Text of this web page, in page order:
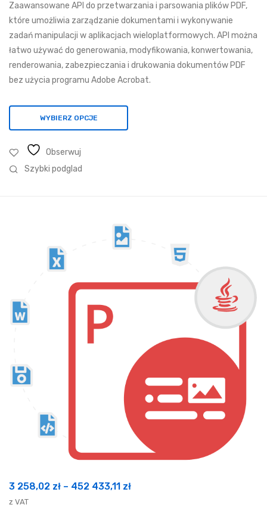
258,02 zł
do
452
433,11 zł
Zaawansowane API do przetwarzania i parsowania plików PDF,
które umożliwia zarządzanie dokumentami i wykonywanie
zadań manipulacji w aplikacjach wieloplatformowych. API można
łatwo używać do generowania, modyfikowania, konwertowania,
renderowania, zabezpieczania i drukowania dokumentów PDF
bez użycia programu Adobe Acrobat.
WYBIERZ OPCJE
Obserwuj
Szybki podglad
3 258,02 zł – 452 433,11 złZakres
z VAT